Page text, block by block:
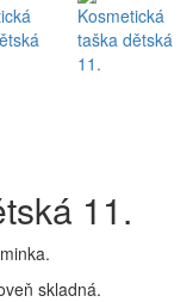
11.
skladná.